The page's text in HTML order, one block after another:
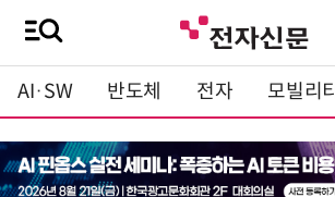
AI·SW 반도체 전자 모빌리티